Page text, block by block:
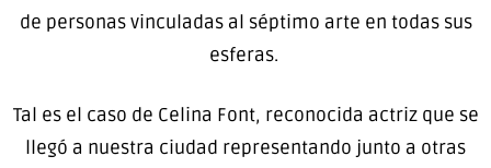
de personas vinculadas al séptimo arte en todas sus
esferas.
Tal es el caso de Celina Font, reconocida actriz que se
llegó a nuestra ciudad representando junto a otras